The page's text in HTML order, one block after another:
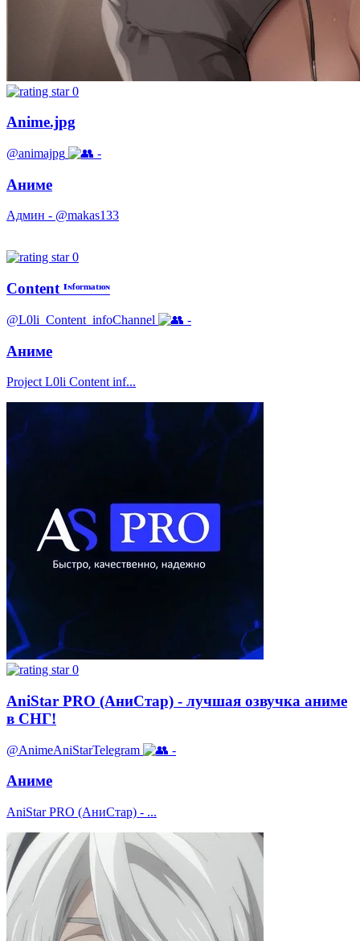
0
Anime.jpg
@animajpg -
Аниме
Админ - @makas133
0
Content ᴵᶰᶠᵒʳᵐᵃᵗᶦᵒᶰ
@L0li_Content_infoChannel -
Аниме
Project L0li Content inf...
0
AniStar PRO (АниСтар) - лучшая озвучка аниме
в СНГ!
@AnimeAniStarTelegram -
Аниме
AniStar PRO (АниСтар) - ...